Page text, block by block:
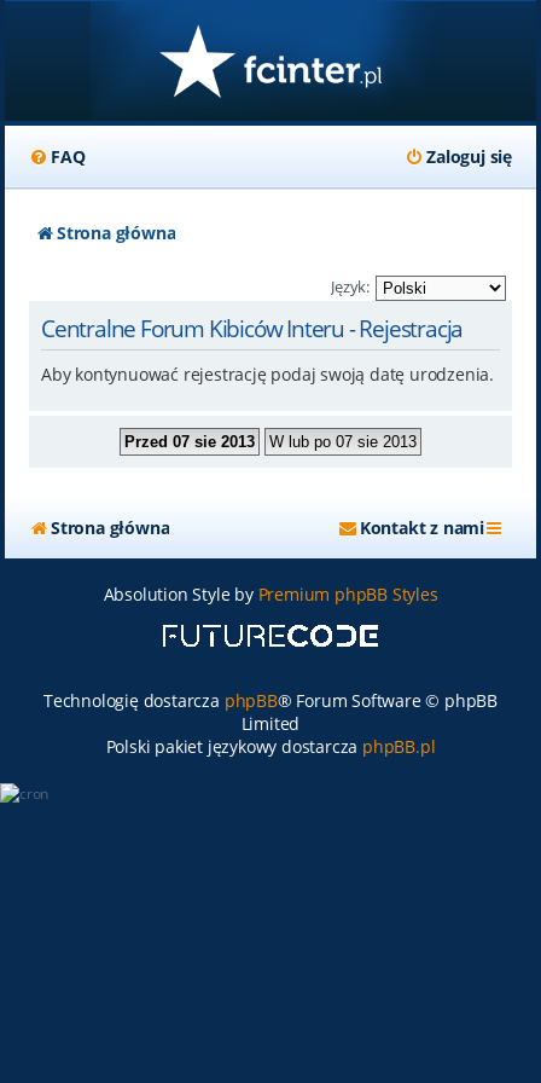
FAQ Zaloguj się
Strona główna
Język:
Centralne Forum Kibiców Interu - Rejestracja
Aby kontynuować rejestrację podaj swoją datę urodzenia.
Strona główna Kontakt z nami
Absolution Style by Premium phpBB Styles
Technologię dostarcza phpBB® Forum Software © phpBB
Limited
Polski pakiet językowy dostarcza phpBB.pl